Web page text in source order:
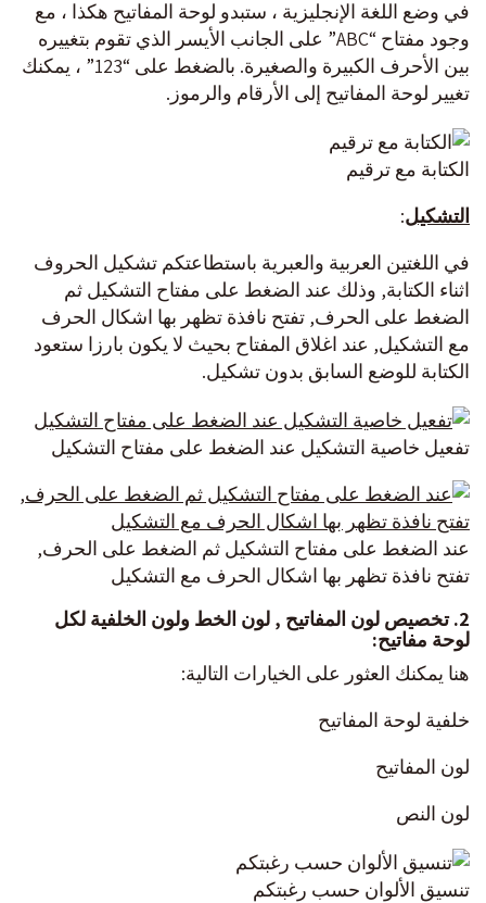
في وضع اللغة الإنجليزية ، ستبدو لوحة المفاتيح هكذا ، مع
وجود مفتاح “ABC” على الجانب الأيسر الذي تقوم بتغييره
بين الأحرف الكبيرة والصغيرة. بالضغط على “123” ، يمكنك
تغيير لوحة المفاتيح إلى الأرقام والرموز.
الكتابة مع ترقيم
التشكيل:
في اللغتين العربية والعبرية باستطاعتكم تشكيل الحروف
اثناء الكتابة, وذلك عند الضغط على مفتاح التشكيل ثم
الضغط على الحرف, تفتح نافذة تظهر بها اشكال الحرف
مع التشكيل, عند اغلاق المفتاح بحيث لا يكون بارزا ستعود
الكتابة للوضع السابق بدون تشكيل.
تفعيل خاصية التشكيل عند الضغط على مفتاح التشكيل
عند الضغط على مفتاح التشكيل ثم الضغط على الحرف,
تفتح نافذة تظهر بها اشكال الحرف مع التشكيل
2. تخصيص لون المفاتيح , لون الخط ولون الخلفية لكل
لوحة مفاتيح:
هنا يمكنك العثور على الخيارات التالية:
خلفية لوحة المفاتيح
لون المفاتيح
لون النص
تنسيق الألوان حسب رغبتكم